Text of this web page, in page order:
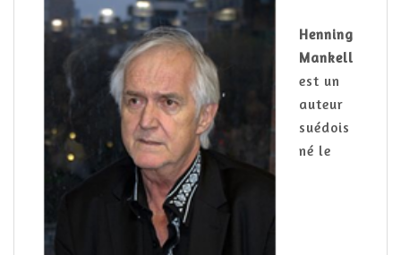
Henning
Mankell
est un
auteur
suédois
né le